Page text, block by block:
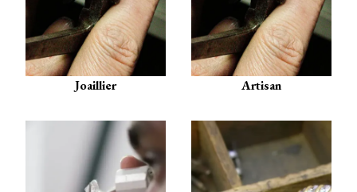
Joaillier Artisan